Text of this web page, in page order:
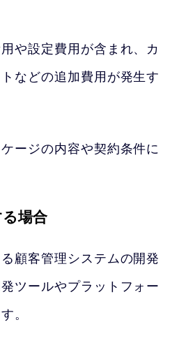
や設定費用が含まれ、カ
などの追加費用が発生す
ージの内容や契約条件に
場合
顧客管理システムの開発
ツールやプラットフォー
。